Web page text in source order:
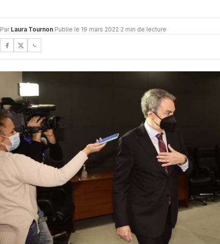
Par Laura Tournon·Publie le 19 mars 2022·2 min de lecture